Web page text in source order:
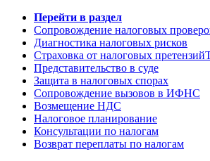
Перейти в раздел
Сопровождение налоговых
Диагностика налоговых рисков
Страховка от налоговых претензий
Представительство в суде
Защита в налоговых спорах
Сопровождение вызовов в ИФНС
Возмещение НДС
Налоговое планирование
Консультации по налогам
Возврат переплаты по налогам